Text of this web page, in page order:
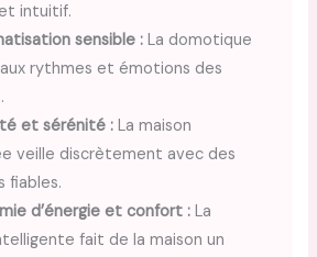
intuitif.
sensible :La domotique
rythmes et émotions des
et sérénité :La maison
veille discrètement avec des
fiables.
d’énergie et confort :La
fait de la maison un